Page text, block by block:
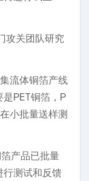
攻关团队研究
流体铜箔产线
PET铜箔，P
小批量送样测
产品已批量
行测试和反馈